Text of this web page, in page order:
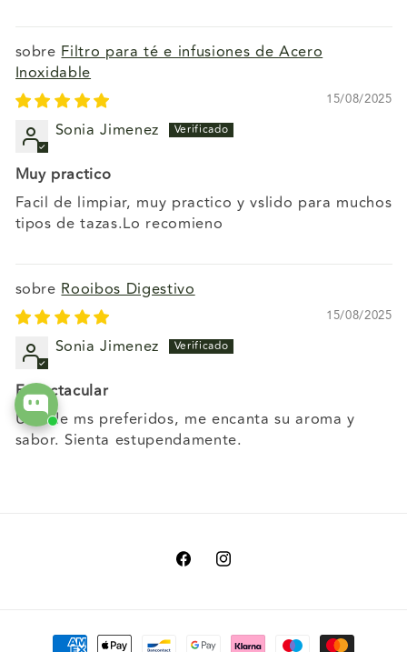
Filtro para té e infusiones de Acero
Inoxidable
15/08/2025
Sonia Jimenez
Muy practico
Facil de limpiar, muy practico y vslido para muchos
tipos de tazas.Lo recomieno
Rooibos Digestivo
15/08/2025
Sonia Jimenez
Espectacular
Uno de ms preferidos, me encanta su aroma y
sabor. Sienta estupendamente.
FacebookInstagram
Formas